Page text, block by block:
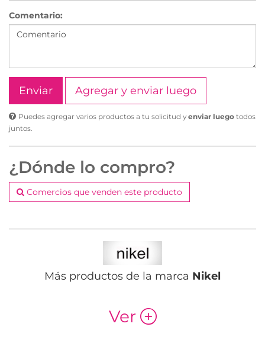
Comentario:
Agregar y enviar luego
Puedes agregar varios productos a tu solicitud y enviar luego todos
juntos.
¿Dónde lo compro?
Comercios que venden este producto
Más productos de la marca Nikel
Ver p